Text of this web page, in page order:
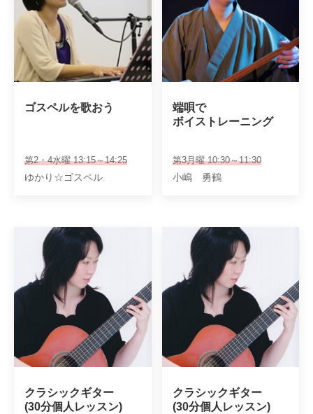
ゴスペルを歌おう
第2・4水曜 13:15～14:25
ゆかり☆ゴスペル
端唄で
ボイストレーニング
第3月曜 10:30～11:30
小嶋 勇鶴
クラシックギター
(30分個人レッスン)
クラシックギター
(30分個人レッスン)